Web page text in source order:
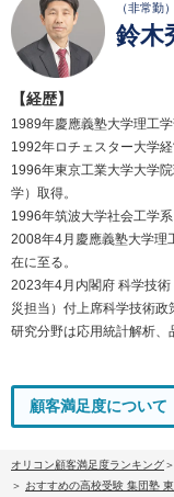
（非常勤）
鈴木
【経歴】
1989年慶應義塾大学理工学
1992年ロチェスター大学
1996年東京工業大学大学
学）取得。
1996年筑波大学社会工学
2008年4月慶應義塾大学理
在に至る。
2023年4月内閣府 科学技
災担当）付上席科学技術政
研究分野は応用統計解析、
顧客満足度について
オリコン顧客満足度ランキング
おすすめの高校受験 集団塾